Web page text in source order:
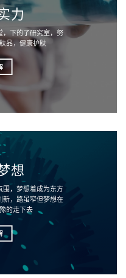
力
，下的了研究室，努
品，健康护肤
想
围，梦想着成为东方
新，路虽窄但梦想在
的走下去